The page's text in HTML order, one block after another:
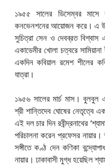
১৯৫৫ সালের ডিসেম্বর মাসে
কনভেনশনের আয়োজন করে। এ
সুচিত্রা সেন ও দেবব্রত বিশ্বাস
একাডেমীর খোলা চত্বরে
একদিন কবিয়াল রমেশ শীলের
যাত্রা।
১৯৫৬ সালের মার্চ মাস। বুলবুল
শ্রী শান্তিদেব ঘোষের নেতৃত্বে
এই দল চার দিন রবীন্দ্রনাথের
পরিচালনা করেন প্রফেসর
সঙ্গীতে কণ্ঠ দেন কণিকা
নায়ার। ঢাকাবাসী মুগ্ধ হয়েছিল